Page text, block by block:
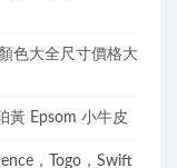
色大全尺寸價格大
黃 Epsom 小牛皮
，Togo，Swift